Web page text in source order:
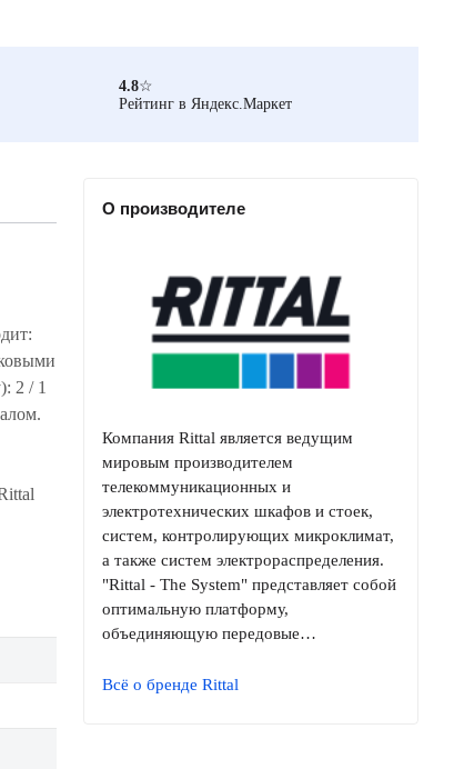
4.8☆
Рейтинг в Яндекс.Маркет
2 / 1
О производителе
Компания Rittal является ведущим
мировым производителем
телекоммуникационных и
электротехнических шкафов и стоек,
систем, контролирующих микроклимат,
а также систем электрораспределения.
"Rittal - The System" представляет собой
оптимальную платформу,
объединяющую передовые…
Всё о бренде Rittal